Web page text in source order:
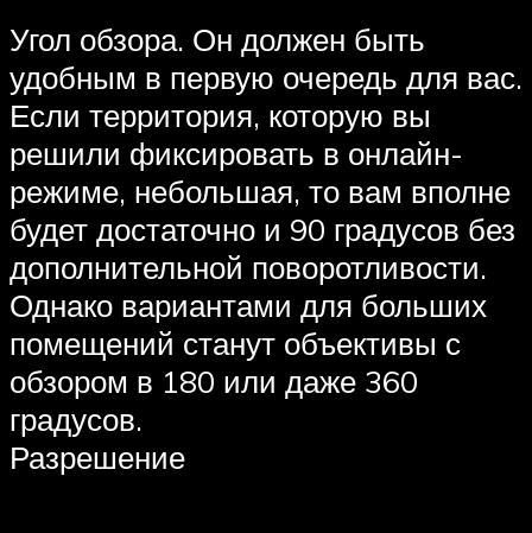
Угол обзора. Он должен быть
удобным в первую очередь для вас.
Если территория, которую вы
решили фиксировать в онлайн-
режиме, небольшая, то вам вполне
будет достаточно и 90 градусов без
дополнительной поворотливости.
Однако вариантами для больших
помещений станут объективы с
обзором в 180 или даже 360
градусов.
Разрешение